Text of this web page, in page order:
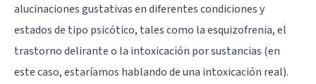
alucinaciones gustativas en diferentes condiciones y
estados de tipo psicótico, tales como laesquizofrenia, el
trastorno delirante o la intoxicación por sustancias (en
este caso, estaríamos hablando de una intoxicación real).